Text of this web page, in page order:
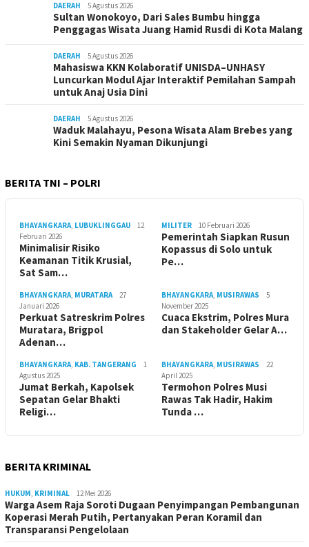
DAERAH 5 Agustus 2026
Sultan Wonokoyo, Dari Sales Bumbu hingga
Penggagas Wisata Juang Hamid Rusdi di Kota Malang
DAERAH 5 Agustus 2026
Mahasiswa KKN Kolaboratif UNISDA–UNHASY
Luncurkan Modul Ajar Interaktif Pemilahan Sampah
untuk Anaj Usia Dini
DAERAH 5 Agustus 2026
Waduk Malahayu, Pesona Wisata Alam Brebes yang
Kini Semakin Nyaman Dikunjungi
BERITA TNI – POLRI
BHAYANGKARA, LUBUKLINGGAU
12
Februari 2026
Minimalisir Risiko
Keamanan Titik Krusial,
Sat Sam…
MILITER 10 Februari 2026
Pemerintah Siapkan Rusun
Kopassus di Solo untuk
Pe…
BHAYANGKARA, MURATARA
27
Januari 2026
Perkuat Satreskrim Polres
Muratara, Brigpol
Adenan…
BHAYANGKARA, MUSIRAWAS
5
November 2025
Cuaca Ekstrim, Polres Mura
dan Stakeholder Gelar A…
BHAYANGKARA, KAB. TANGERANG
1
Agustus 2025
Jumat Berkah, Kapolsek
Sepatan Gelar Bhakti
Religi…
BHAYANGKARA, MUSIRAWAS
22
April 2025
Termohon Polres Musi
Rawas Tak Hadir, Hakim
Tunda …
BERITA KRIMINAL
HUKUM, KRIMINAL 12 Mei 2026
Warga Asem Raja Soroti Dugaan Penyimpangan Pembangunan
Koperasi Merah Putih, Pertanyakan Peran Koramil dan
Transparansi Pengelolaan